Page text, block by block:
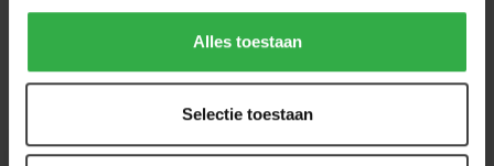
Alles toestaan
Selectie toestaan
Recent bekeken